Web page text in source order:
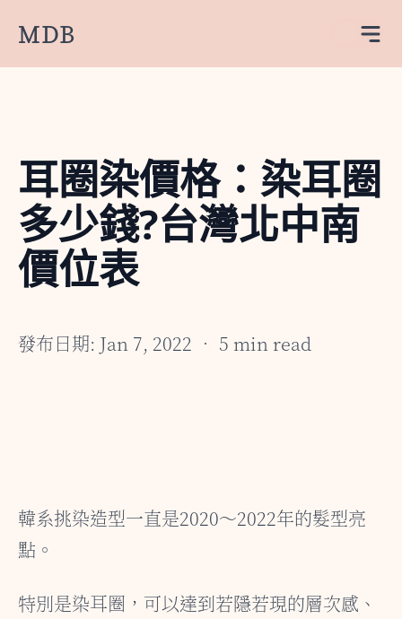
MDB
耳圈染價格：染耳圈
多少錢?台灣北中南
價位表
發布日期: Jan 7, 2022 • 5 min read
韓系挑染造型一直是2020～2022年的髮型亮
點。
特別是染耳圈，可以達到若隱若現的層次感、